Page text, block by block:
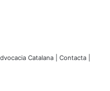
Catalana | Contacta